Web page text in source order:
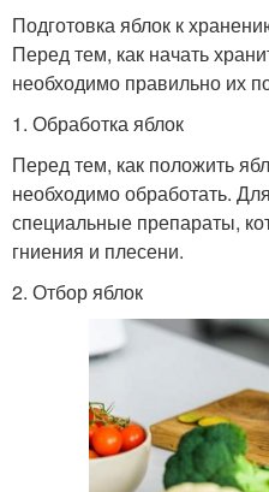
Подготовка яблок к
Перед тем, как начать
необходимо правильно их
1. Обработка яблок
Перед тем, как положить
необходимо обработать.
специальные препараты,
гниения и плесени.
2. Отбор яблок